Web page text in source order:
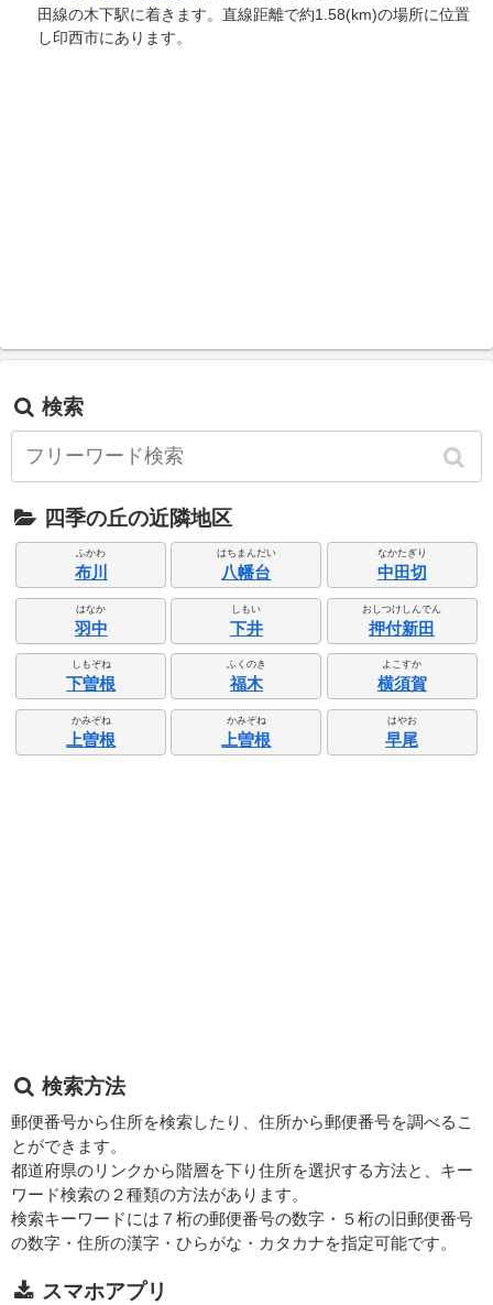
田線の木下駅に着きます。直線距離で約1.58(km)の場所に位置
し印西市にあります。
検索
四季の丘の近隣地区
ふかわ
布川
はちまんだい
八幡台
なかたぎり
中田切
はなか
羽中
しもい
下井
おしつけしんでん
押付新田
しもぞね
下曽根
ふくのき
福木
よこすか
横須賀
かみぞね
上曽根
かみぞね
上曽根
はやお
早尾
検索方法
郵便番号から住所を検索したり、住所から郵便番号を調べるこ
とができます。
都道府県のリンクから階層を下り住所を選択する方法と、キー
ワード検索の２種類の方法があります。
検索キーワードには７桁の郵便番号の数字・５桁の旧郵便番号
の数字・住所の漢字・ひらがな・カタカナを指定可能です。
スマホアプリ